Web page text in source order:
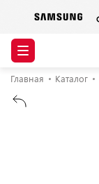
Главная Каталог